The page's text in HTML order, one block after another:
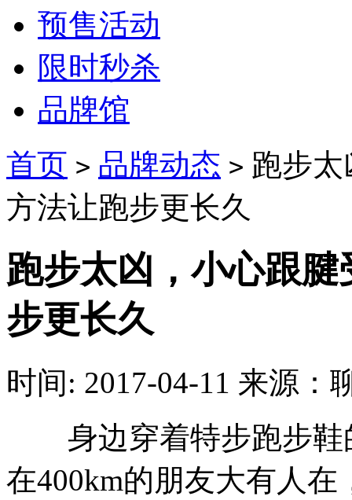
预售活动
限时秒杀
品牌馆
首页 > 品牌动态 > 跑步
方法让跑步更长久
跑步太凶，小心跟
步更长久
时间: 2017-04-11 来源：
身边穿着特步跑步鞋
在400km的朋友大有人